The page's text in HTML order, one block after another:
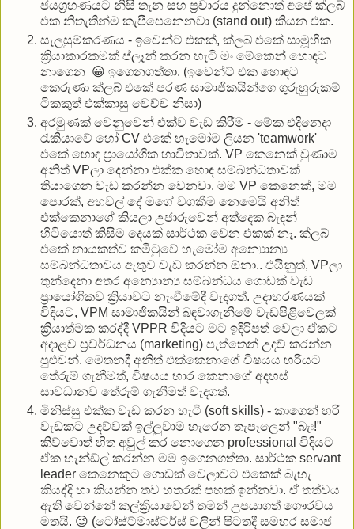
ජයග්‍රහණයට නිසි තැන සහ ප්‍රචාරය දුන්නොත් අපේ ක්ලබ්
එක නිතැතින්ම කැපීපෙනෙනවා (stand out) කියන එක.
සැලසුම්කරණය - ඉවෙන්ට් එකක්, ක්ලබ් එකේ සාමූහික
ක්‍රියාකාරකමක් ප්ලෑන් කරන හැටි මං මේකෙන් හොඳට
නාගෙන 😀 ඉගෙනගත්තා. (ඉවෙන්ට් එක හොඳට
කෙරුණා ක්ලබ් එකේ පරණ සාමාජිකයින්ගෙ ගුරුහුරුකම්
ටිකකුත් එක්කාසු වෙච්ච නිසා)
අරමුණක් වෙනුවෙන් එක්ව වැඩ කිරීම - මේක එදිනෙදා
රැකියාවේ හෝ CV එකේ හැමෝම ලියන 'teamwork'
එකේ හොඳ ප්‍රායෝගික භාවිතාවක්. VP කෙනෙක් වුණාම
අනිත් VPලා දෙන්නා එක්ක හොඳ සම්බන්ධතාවක්
තියාගෙන වැඩ කරන්න වෙනවා. මම VP කෙනෙක්, මම
පොරක්, අහවල් දේ මගේ වගකීම නෙමෙයි අනිත්
එක්කෙනාගේ කියලා උජාරුවෙන් අත්දෙක බැඳන්
හිටියොත් කිසිම දෙයක් සාර්ථක වෙන එකක් නෑ. ක්ලබ්
එකේ නායකත්ව කමිටුවේ හැමෝම අන්‍යොන්‍ය
සම්බන්ධතාවය ඇතුව වැඩ කරන්න ඕනා.. එයිනුත්, VPලා
තුන්දෙනා අතර අන්‍යොන්‍ය සම්බන්ධය ගොඩක් වැඩ
ප්‍රායෝගිකව ක්‍රියාවට නැංවීමේදී වැදගත්. උදාහරණයක්
විදියට, VPM සාමාජිකයින් බඳවාගැනීමේ වැඩපිළිවෙලක්
ක්‍රියාත්මක කරද්දී VPPR විදියට මට ඉදිරිපත් වෙලා ඒකට
අදාළව ප්‍රවර්ධනය (marketing) පැත්තෙන් උදව් කරන්න
පුළුවන්. මෙතනදී අනිත් එක්කෙනාගේ විෂයය හරියට
තේරුම් ගැනීමත්, විෂයය භාර කෙනාගේ අදහස්
සාවධානව තේරුම් ගැනීමත් වැදගත්.
මිනිස්සු එක්ක වැඩ කරන හැටි (soft skills) - කාගෙන් හරි
වැඩකට උදව්වක් ඉල්ලුවාම හැරෙන තැපෑලෙන් "බැඃ!"
කිව්වොත් හිත අවුල් කර නොගෙන professional විදියට
ඒක හැන්ඩ්ල් කරන්න මම ඉගෙනගත්තා. සාර්ථක servant
leader කෙනෙකුට ගොඩක් වෙලාවට එකෙක් බැහැ
කියද්දි හා කියන්න තව හතරක් පහක් ඉන්නවා. ඒ තත්වය
ඇති වෙන්නේ කල්ක්‍රියාවෙන් තමන් උපයාගත් ගෞරවය
මතයි. 😉 (ටෝස්ට්මාස්ටර්ස් වලින් පිටතදී සමහර සමාජ